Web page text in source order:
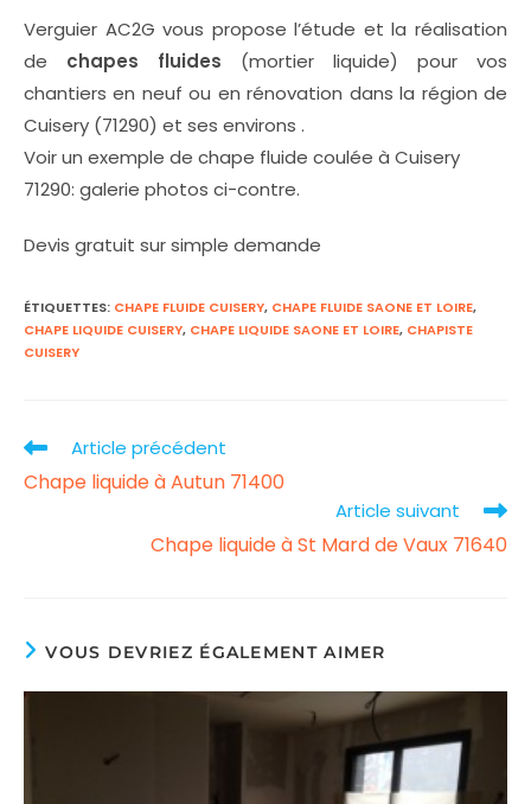
Verguier AC2G vous propose l’étude et la réalisation
de chapes fluides (mortier liquide) pour vos
chantiers en neuf ou en rénovation dans la région de
Cuisery (71290) et ses environs .
Voir un exemple de chape fluide coulée à Cuisery
71290: galerie photos ci-contre.
Devis gratuit sur simple demande
ÉTIQUETTES: CHAPE FLUIDE CUISERY, CHAPE FLUIDE SAONE ET LOIRE,
CHAPE LIQUIDE CUISERY, CHAPE LIQUIDE SAONE ET LOIRE, CHAPISTE
CUISERY
Read
more
Article précédent
Chape liquide à Autun 71400
Article suivant
Chape liquide à St Mard de Vaux 71640
VOUS DEVRIEZ ÉGALEMENT AIMER